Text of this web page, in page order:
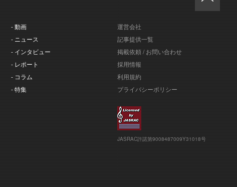
- 動画
- ニュース
- インタビュー
- レポート
- コラム
- 特集
運営会社
記事提供一覧
掲載依頼 / お問い合わせ
採用情報
利用規約
プライバシーポリシー
JASRAC許諾第9008487009Y31018号